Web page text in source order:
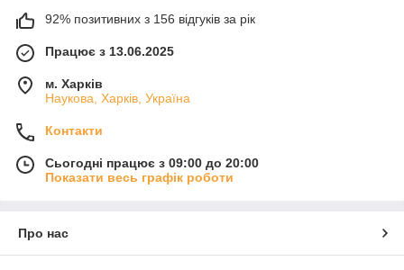
92% позитивних з 156 відгуків за рік
Працює з 13.06.2025
м. Харків
Наукова, Харків, Україна
Контакти
Сьогодні працює з 09:00 до 20:00
Показати весь графік роботи
Про нас